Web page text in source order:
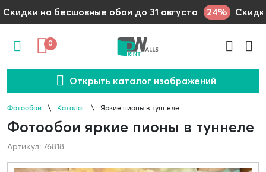
Скидки на бесшовные обои до 31 августа 24%
0
Открыть каталог изображений
Фотообои Каталог Яркие пионы в туннеле
Фотообои яркие пионы в туннеле
Артикул: 76818